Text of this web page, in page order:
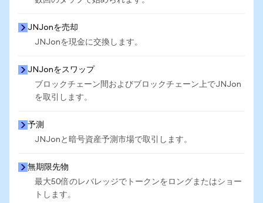
JNJonを売却
JNJonを現金に交換します。
JNJonをスワップ
ブロックチェーン間およびブロックチェーン上でJNJon
を取引します。
予測
JNJonと暗号資産予測市場で取引します。
無期限先物
最大50倍のレバレッジでトークンをロングまたはショー
トします。